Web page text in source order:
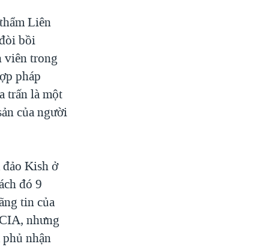
Liên
bồi
viên trong
pháp
trấn là một
của người
Kish ở
đó 9
tin của
nhưng
nhận